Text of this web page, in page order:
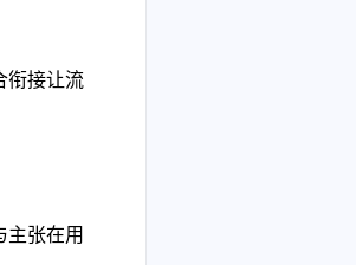
衔接让流
张在用